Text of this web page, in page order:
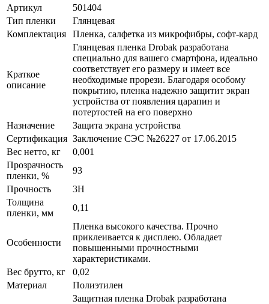
Артикул
501404
Тип пленки
Глянцевая
Комплектация
Пленка, салфетка из микрофибры, софт-кард
Краткое
описание
Глянцевая пленка Drobak разработана
специально для вашего смартфона, идеально
соответствует его размеру и имеет все
необходимые прорези. Благодаря особому
покрытию, пленка надежно защитит экран
устройства от появления царапин и
потертостей на его поверхно
Назначение
Защита экрана устройства
Сертификация Заключение СЭС №26227 от 17.06.2015
Вес нетто, кг
0,001
Прозрачность
пленки, %
93
Прочность
3H
Толщина
пленки, мм
0,11
Особенности
Пленка высокого качества. Прочно
приклеивается к дисплею. Обладает
повышенными прочностными
характеристиками.
Вес брутто, кг
0,02
Материал
Полиэтилен
Защитная пленка Drobak разработана